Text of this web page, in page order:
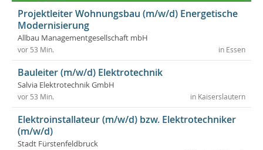
Projektleiter Wohnungsbau (m/w/d) Energetische
Modernisierung
Allbau Managementgesellschaft mbH
in Essen
vor 53 Min.
Bauleiter (m/w/d) Elektrotechnik
Salvia Elektrotechnik GmbH
in Kaiserslautern
vor 53 Min.
Elektroinstallateur (m/w/d) bzw. Elektrotechniker
(m/w/d)
Stadt Fürstenfeldbruck